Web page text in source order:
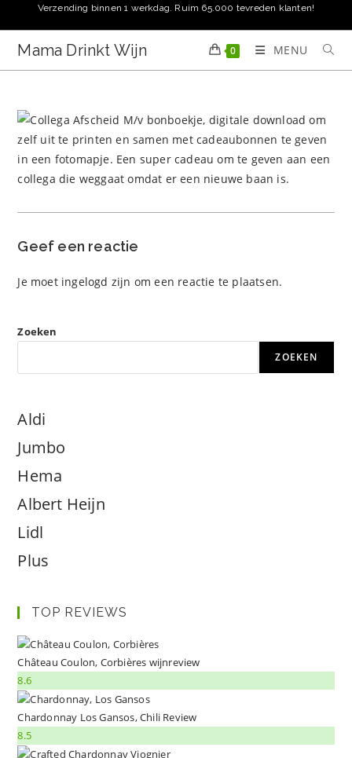
naar
inhoud
Verzending binnen 1 werkdag. Ruim 65.000 tevreden klanten!
Mama Drinkt Wijn 0 MENU
Geef een reactie
Je moet ingelogd zijn om een reactie te plaatsen.
Zoeken
ZOEKEN
Aldi
Jumbo
Hema
Albert Heijn
Lidl
Plus
TOP REVIEWS
Château Coulon, Corbières wijnreview
8.6
Chardonnay Los Gansos, Chili Review
8.5